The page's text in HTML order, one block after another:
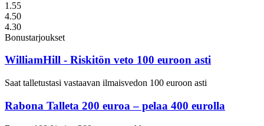
1.55
4.50
4.30
Bonustarjoukset
WilliamHill - Riskitön veto 100 euroon asti
Saat talletustasi vastaavan ilmaisvedon 100 euroon asti
Rabona Talleta 200 euroa – pelaa 400 eurolla